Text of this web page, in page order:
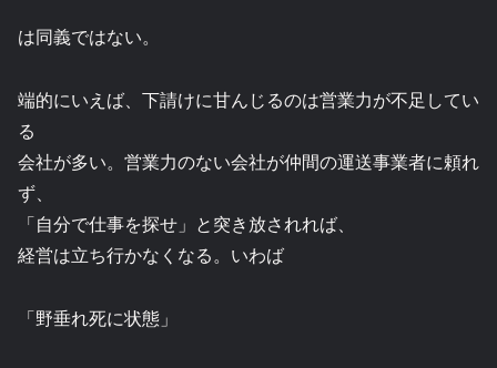
は同義ではない。
端的にいえば、下請けに甘んじるのは営業力が不足してい
る
会社が多い。営業力のない会社が仲間の運送事業者に頼れ
ず、
「自分で仕事を探せ」と突き放されれば、
経営は立ち行かなくなる。いわば
「野垂れ死に状態」